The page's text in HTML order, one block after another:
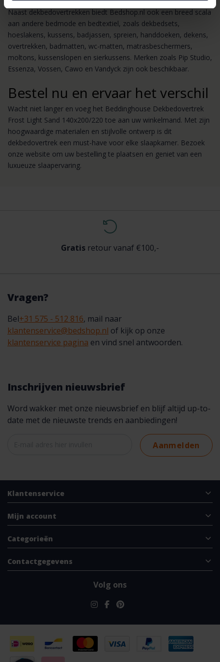
Naast dekbedovertrekken biedt Bedshop.nl ook een breed scala
aan andere bedmode en bedtextiel, zoals dekbedsets,
hoeslakens, kussens, badjassen, spreien, handdoeken, dekens,
overtrekken, badmatten, wc-matten, matrasbeschermers,
moltons, kussenslopen en sierkussens. Merken zoals Pip Studio,
Essenza, Vossen, Cawo en Vandyck zijn ook beschikbaar.
Bestel nu en ervaar het verschil
Wacht niet langer en voeg het Beddinghouse Dekbedovertrek
Frost Light Sand 140x200/220 toe aan uw winkelmand. Met zijn
hoogwaardige materialen en stijlvolle ontwerp is dit
dekbedovertrek een must-have voor elke slaapkamer. Bezoek
onze website om uw bestelling te plaatsen en geniet van een
luxueuze slaapervaring.
Gratis retour vanaf €100,-
Vragen?
Bel+31 575 - 512 816, mail naar
klantenservice@bedshop.nl of kijk op onze
klantenservice pagina en vind snel antwoorden.
Inschrijven nieuwsbrief
Word wakker met onze nieuwsbrief en blijf altijd up-to-
date met de nieuwste trends en aanbiedingen!
Aanmelden
Klantenservice
Mijn account
Categorieën
Contactgegevens
Volg ons